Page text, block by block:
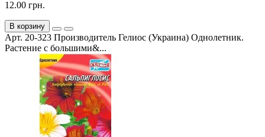
12.00 грн.
В корзину
Арт. 20-323 Производитель Гелиос (Украина) Однолетник.
Растение с большими&...